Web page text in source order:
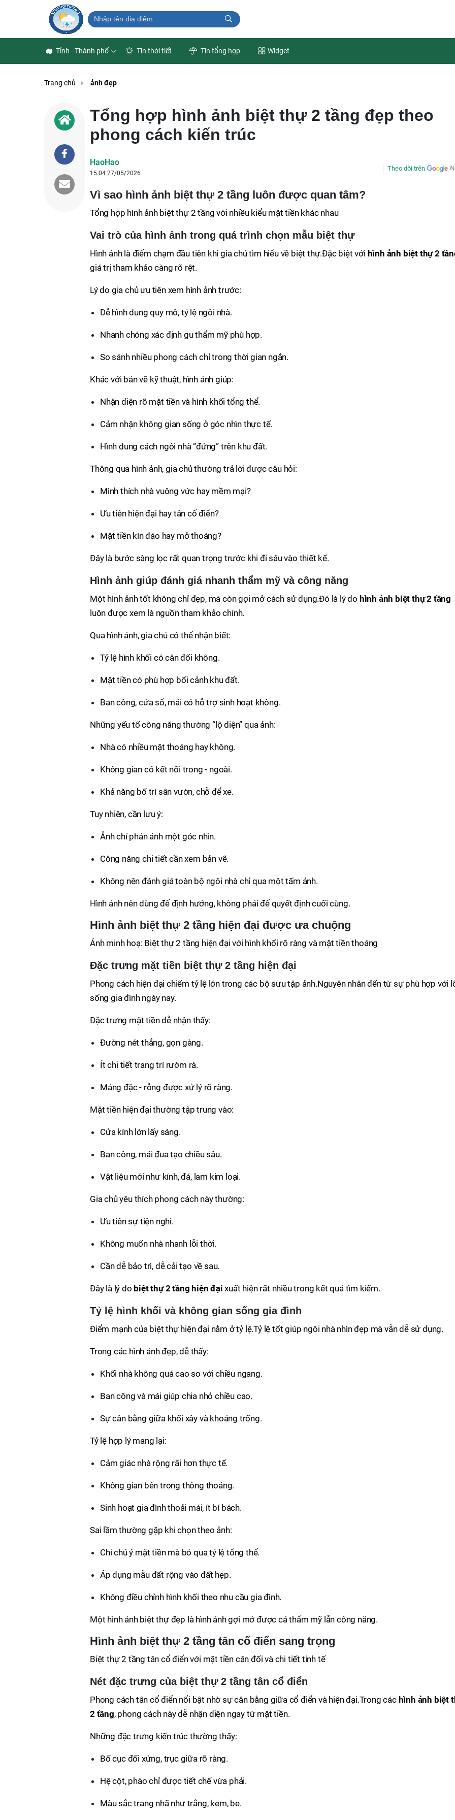
Tỉnh - Thành phố Tin thời tiết Tin tổng hợp Widget
Trang chủ ảnh đẹp
Tổng hợp hình ảnh biệt thự 2 tầng đẹp theo
phong cách kiến trúc
HaoHao
15:04 27/05/2026
Theo dõi trên
Vì sao hình ảnh biệt thự 2 tầng luôn được quan tâm?
Tổng hợp hình ảnh biệt thự 2 tầng với nhiều kiểu mặt tiền khác nhau
Vai trò của hình ảnh trong quá trình chọn mẫu biệt thự
Hình ảnh là điểm chạm đầu tiên khi gia chủ tìm hiểu về biệt thự.Đặc biệt với hình ảnh biệt thự 2
giá trị tham khảo càng rõ rệt.
Lý do gia chủ ưu tiên xem hình ảnh trước:
Dễ hình dung quy mô, tỷ lệ ngôi nhà.
Nhanh chóng xác định gu thẩm mỹ phù hợp.
So sánh nhiều phong cách chỉ trong thời gian ngắn.
Khác với bản vẽ kỹ thuật, hình ảnh giúp:
Nhận diện rõ mặt tiền và hình khối tổng thể.
Cảm nhận không gian sống ở góc nhìn thực tế.
Hình dung cách ngôi nhà “đứng” trên khu đất.
Thông qua hình ảnh, gia chủ thường trả lời được câu hỏi:
Mình thích nhà vuông vức hay mềm mại?
Ưu tiên hiện đại hay tân cổ điển?
Mặt tiền kín đáo hay mở thoáng?
Đây là bước sàng lọc rất quan trọng trước khi đi sâu vào thiết kế.
Hình ảnh giúp đánh giá nhanh thẩm mỹ và công năng
Một hình ảnh tốt không chỉ đẹp, mà còn gợi mở cách sử dụng.Đó là lý do hình ảnh biệt thự 2 tầng
luôn được xem là nguồn tham khảo chính.
Qua hình ảnh, gia chủ có thể nhận biết:
Tỷ lệ hình khối có cân đối không.
Mặt tiền có phù hợp bối cảnh khu đất.
Ban công, cửa sổ, mái có hỗ trợ sinh hoạt không.
Những yếu tố công năng thường “lộ diện” qua ảnh:
Nhà có nhiều mặt thoáng hay không.
Không gian có kết nối trong - ngoài.
Khả năng bố trí sân vườn, chỗ để xe.
Tuy nhiên, cần lưu ý:
Ảnh chỉ phản ánh một góc nhìn.
Công năng chi tiết cần xem bản vẽ.
Không nên đánh giá toàn bộ ngôi nhà chỉ qua một tấm ảnh.
Hình ảnh nên dùng để định hướng, không phải để quyết định cuối cùng.
Hình ảnh biệt thự 2 tầng hiện đại được ưa chuộng
Ảnh minh hoạ: Biệt thự 2 tầng hiện đại với hình khối rõ ràng và mặt tiền thoáng
Đặc trưng mặt tiền biệt thự 2 tầng hiện đại
Phong cách hiện đại chiếm tỷ lệ lớn trong các bộ sưu tập ảnh.Nguyên nhân đến từ sự phù hợp với
sống gia đình ngày nay.
Đặc trưng mặt tiền dễ nhận thấy:
Đường nét thẳng, gọn gàng.
Ít chi tiết trang trí rườm rà.
Mảng đặc - rỗng được xử lý rõ ràng.
Mặt tiền hiện đại thường tập trung vào:
Cửa kính lớn lấy sáng.
Ban công, mái đua tạo chiều sâu.
Vật liệu mới như kính, đá, lam kim loại.
Gia chủ yêu thích phong cách này thường:
Ưu tiên sự tiện nghi.
Không muốn nhà nhanh lỗi thời.
Cần dễ bảo trì, dễ cải tạo về sau.
Đây là lý do biệt thự 2 tầng hiện đại xuất hiện rất nhiều trong kết quả tìm kiếm.
Tỷ lệ hình khối và không gian sống gia đình
Điểm mạnh của biệt thự hiện đại nằm ở tỷ lệ.Tỷ lệ tốt giúp ngôi nhà nhìn đẹp mà vẫn dễ sử dụng.
Trong các hình ảnh đẹp, dễ thấy:
Khối nhà không quá cao so với chiều ngang.
Ban công và mái giúp chia nhỏ chiều cao.
Sự cân bằng giữa khối xây và khoảng trống.
Tỷ lệ hợp lý mang lại:
Cảm giác nhà rộng rãi hơn thực tế.
Không gian bên trong thông thoáng.
Sinh hoạt gia đình thoải mái, ít bí bách.
Sai lầm thường gặp khi chọn theo ảnh:
Chỉ chú ý mặt tiền mà bỏ qua tỷ lệ tổng thể.
Áp dụng mẫu đất rộng vào đất hẹp.
Không điều chỉnh hình khối theo nhu cầu gia đình.
Một hình ảnh biệt thự đẹp là hình ảnh gợi mở được cả thẩm mỹ lẫn công năng.
Hình ảnh biệt thự 2 tầng tân cổ điển sang trọng
Biệt thự 2 tầng tân cổ điển với mặt tiền cân đối và chi tiết tinh tế
Nét đặc trưng của biệt thự 2 tầng tân cổ điển
Phong cách tân cổ điển nổi bật nhờ sự cân bằng giữa cổ điển và hiện đại.Trong các hình ảnh biệt
2 tầng, phong cách này dễ nhận diện ngay từ mặt tiền.
Những đặc trưng kiến trúc thường thấy:
Bố cục đối xứng, trục giữa rõ ràng.
Hệ cột, phào chỉ được tiết chế vừa phải.
Màu sắc trang nhã như trắng, kem, be.